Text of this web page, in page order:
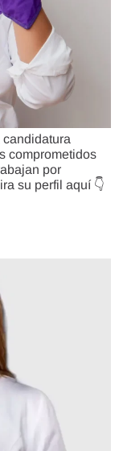
comprometidos
por
su perfil aquí 👇